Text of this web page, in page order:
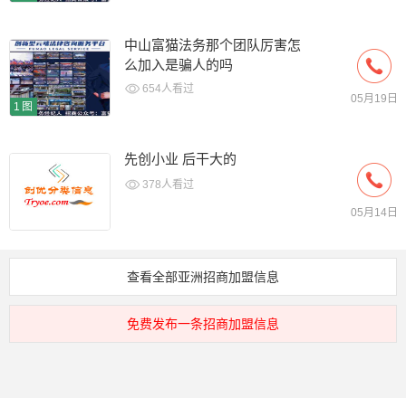
1图
中山富猫法务那个团队厉害怎
么加入是骗人的吗
654人看过
05月19日
先创小业 后干大的
378人看过
05月14日
查看全部亚洲招商加盟信息
免费发布一条招商加盟信息